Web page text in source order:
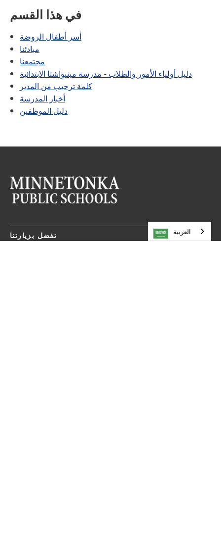
في هذا القسم
أسر أطفال الروضة
مبادئنا
مجتمعنا
دليل أولياء الأمور والطلاب - مدرسة مينيواشتا الابتدائية
كلمة ترحيب من المدير
أخبار المدرسة
دليل الموظفين
تفضل بزيارتنا العربية‏